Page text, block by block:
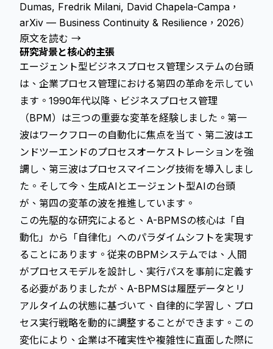
Dumas, Fredrik Milani, David Chapela-Campa，
arXiv — Business Continuity & Resilience，2026）
原文を読む →
研究背景と核心的主張
エージェント型ビジネスプロセス管理システムの台頭
は、企業プロセス管理における第四の革命を示してい
ます。1990年代以降、ビジネスプロセス管理
（BPM）は三つの重要な変革を経験しました。第一
波はワークフローの自動化に焦点を当て、第二波はエ
ンドツーエンドのプロセスオーケストレーションを強
調し、第三波はプロセスマイニング技術を導入しまし
た。そして今、生成AIとエージェント型AIの台頭
が、第四の変革の波を推進しています。
この先駆的な研究によると、A-BPMSの核心は「自
動化」から「自律化」へのパラダイムシフトを実現す
ることにあります。従来のBPMシステムでは、人間
がプロセスモデルを設計し、実行パスを事前に定義す
る必要がありましたが、A-BPMSは履歴データとリ
アルタイムの状態に基づいて、自律的に学習し、プロ
セス実行戦略を動的に調整することができます。この
変化により、企業は不確実性や複雑性に直面した際に